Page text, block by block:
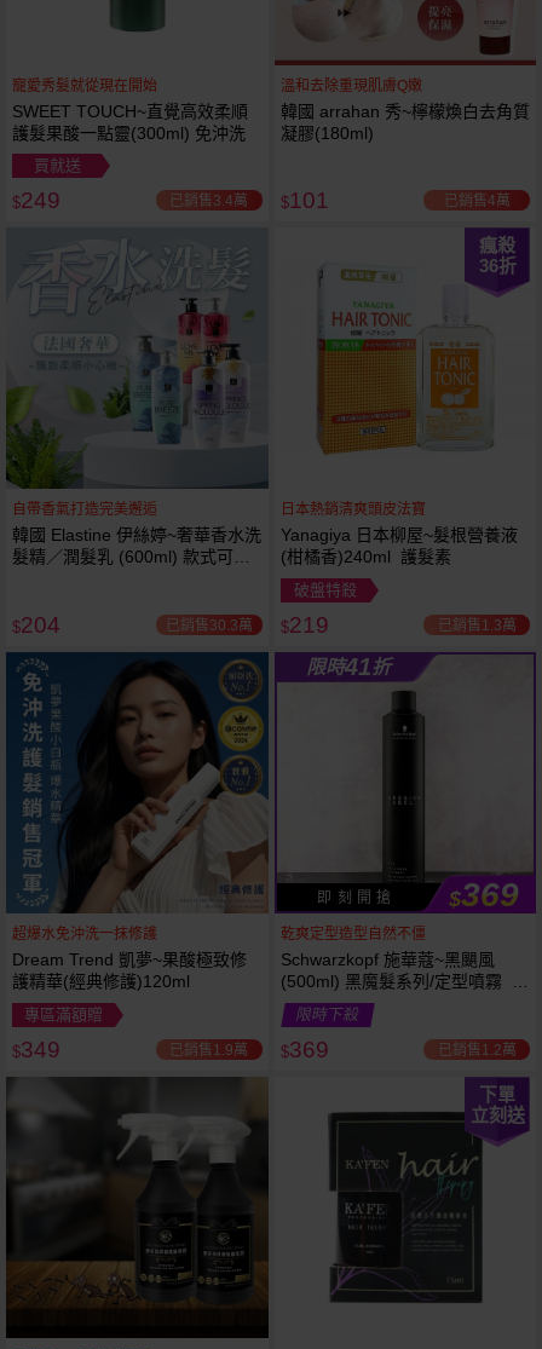
寵愛秀髮就從現在開始
SWEET TOUCH~直覺高效柔順
護髮果酸一點靈(300ml) 免沖洗
買就送
$249 已銷售3.4萬
溫和去除重現肌膚Q嫩
韓國 arrahan 秀~檸檬煥白去角質
凝膠(180ml)
$101 已銷售4萬
自帶香氣打造完美邂逅
韓國 Elastine 伊絲婷~奢華香水洗
髮精／潤髮乳 (600ml) 款式可選
$204 已銷售30.3萬
瘋殺
36折
日本熱銷清爽頭皮法寶
Yanagiya 日本柳屋~髮根營養液
(柑橘香)240ml 護髮素
破盤特殺
$219 已銷售1.3萬
超爆水免沖洗一抹修護
Dream Trend 凱夢~果酸極致修
護精華(經典修護)120ml
專區滿額贈
$349 已銷售1.9萬
限時41折
即 刻 開 搶 $369
乾爽定型造型自然不僵
Schwarzkopf 施華蔻~黑颶風
(500ml) 黑魔髮系列/定型噴霧 施
華寇
限時下殺
$369 已銷售1.2萬
下單
立刻送